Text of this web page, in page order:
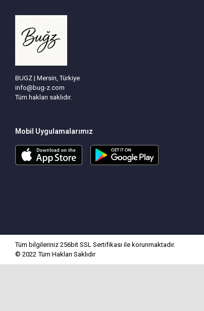
BUGZ | Mersin, Türkiye
info@bug-z.com
Tüm hakları saklıdır.
Mobil Uygulamalarımız
Tüm bilgileriniz 256bit SSL Sertifikası ile korunmaktadır.
© 2022Tüm Hakları Saklıdır